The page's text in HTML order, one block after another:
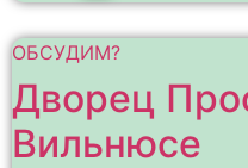
ОБСУДИМ?
Дворец
Вильнюсе